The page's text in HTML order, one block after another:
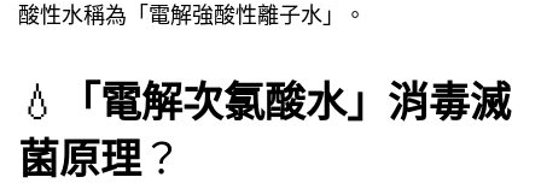
酸性水稱為「電解強酸性離子水」。
💧
「電解次氯酸水」消毒滅
菌原理 ？